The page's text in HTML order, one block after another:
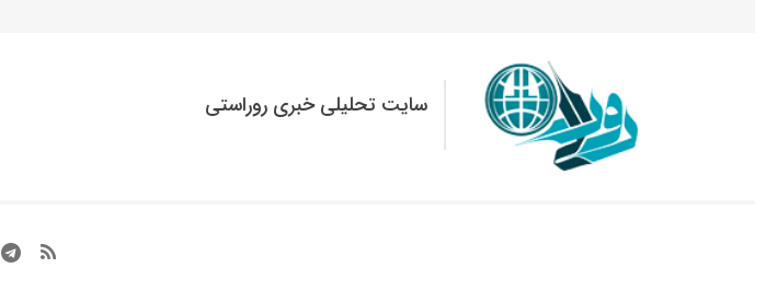
سایت تحلیلی خبری روراستی